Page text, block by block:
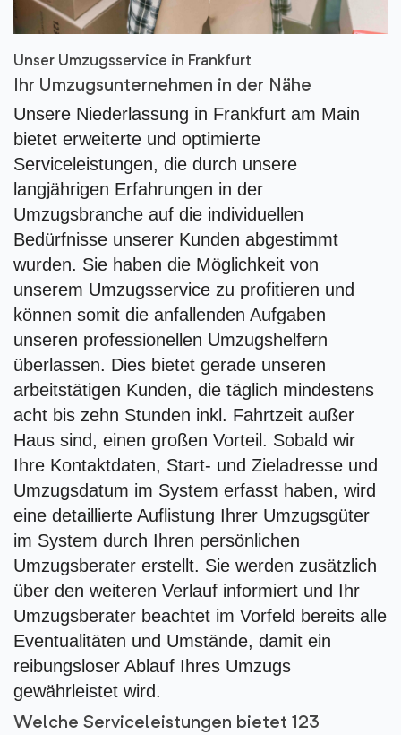
Unser Umzugsservice in Frankfurt
Ihr Umzugsunternehmen in der Nähe
Unsere Niederlassung in Frankfurt am Main
bietet erweiterte und optimierte
Serviceleistungen, die durch unsere
langjährigen Erfahrungen in der
Umzugsbranche auf die individuellen
Bedürfnisse unserer Kunden abgestimmt
wurden. Sie haben die Möglichkeit von
unserem Umzugsservice zu profitieren und
können somit die anfallenden Aufgaben
unseren professionellen Umzugshelfern
überlassen. Dies bietet gerade unseren
arbeitstätigen Kunden, die täglich mindestens
acht bis zehn Stunden inkl. Fahrtzeit außer
Haus sind, einen großen Vorteil. Sobald wir
Ihre Kontaktdaten, Start- und Zieladresse und
Umzugsdatum im System erfasst haben, wird
eine detaillierte Auflistung Ihrer Umzugsgüter
im System durch Ihren persönlichen
Umzugsberater erstellt. Sie werden zusätzlich
über den weiteren Verlauf informiert und Ihr
Umzugsberater beachtet im Vorfeld bereits alle
Eventualitäten und Umstände, damit ein
reibungsloser Ablauf Ihres Umzugs
gewährleistet wird.
Welche Serviceleistungen bietet 123